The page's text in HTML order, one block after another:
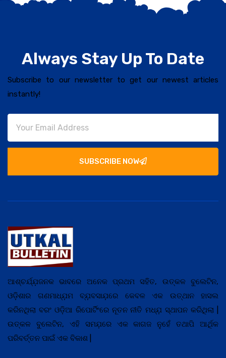
Always Stay Up To Date
Subscribe to our newsletter to get our newest articles
instantly!
SUBSCRIBE NOW
ଆଶ୍ଚର୍ଯ୍ଯ଼ଜନକ ଭାବରେ ଅନେକ ପ୍ରଥମ ସହିତ, ଉତ୍କଳ ବୁଲେଟିନ,
ଓଡ଼ିଶାର ଗଣମାଧ୍ଯ଼ମ ବ୍ଯ଼ବସାଯ଼ରେ କେବଳ ଏକ ଉତ୍ଥାନ ହାସଲ
କରିନଥିଲା ବରଂ ଓଡ଼ିଆ ରିପୋର୍ଟିଂରେ ନୂତନ ନୀତି ମଧ୍ଯ଼ ସ୍ଥାପନ କରିଥିଲା |
ଉତ୍କଳ ବୁଲେଟିନ, ଏହି ସମଯ଼ରେ ଏକ କାଗଜ ନୁହେଁ ତଥାପି ଆର୍ଥିକ
ପରିବର୍ତ୍ତନ ପାଇଁ ଏକ ବିକାଶ |